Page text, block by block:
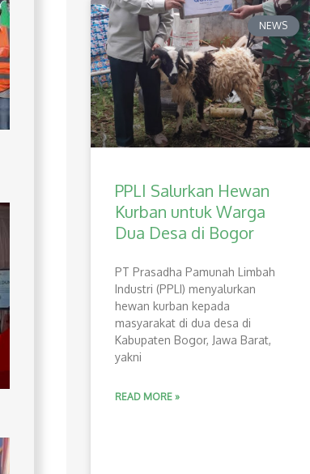
NEWS
PPLI Salurkan Hewan
Kurban untuk Warga
Dua Desa di Bogor
PT Prasadha Pamunah Limbah
Industri (PPLI) menyalurkan
hewan kurban kepada
masyarakat di dua desa di
Kabupaten Bogor, Jawa Barat,
yakni
READ MORE »